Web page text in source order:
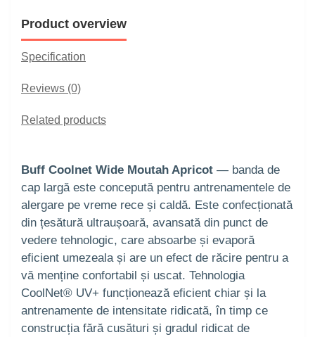
Product overview
Specification
Reviews (0)
Related products
Buff Coolnet Wide Moutah Apricot — banda de
cap largă este concepută pentru antrenamentele de
alergare pe vreme rece și caldă. Este confecționată
din țesătură ultraușoară, avansată din punct de
vedere tehnologic, care absoarbe și evaporă
eficient umezeala și are un efect de răcire pentru a
vă menține confortabil și uscat. Tehnologia
CoolNet® UV+ funcționează eficient chiar și la
antrenamente de intensitate ridicată, în timp ce
construcția fără cusături și gradul ridicat de